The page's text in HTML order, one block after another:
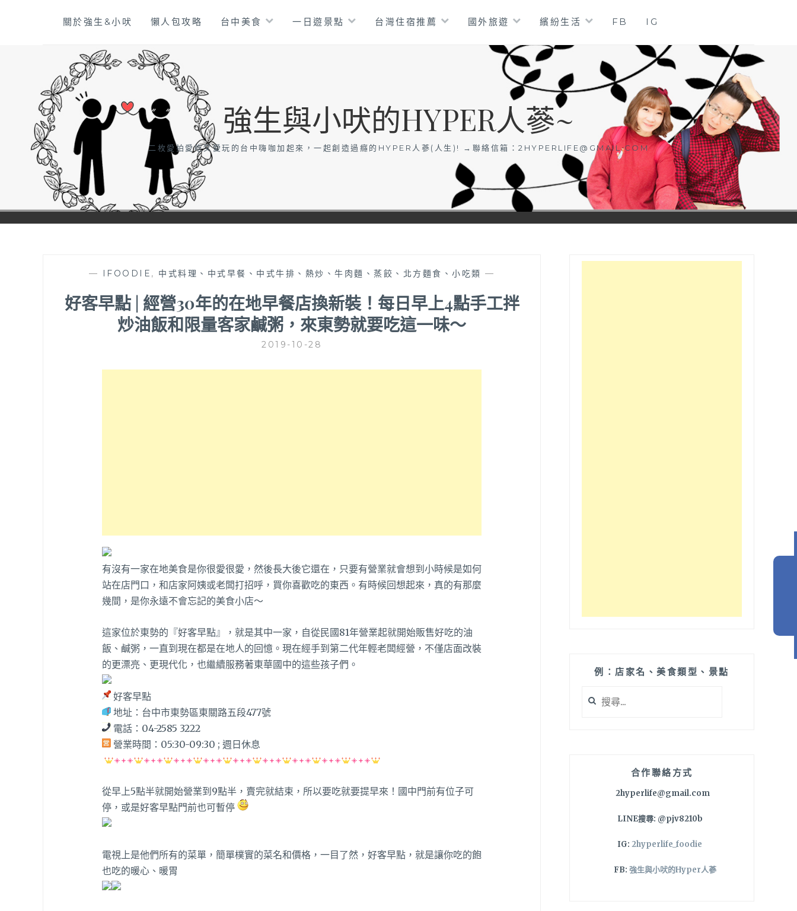
關於強生&小吠 懶人包攻略 台中美食 一日遊景點 台灣住宿推薦 國外旅遊 繽紛生活 FB IG
強生與小吠的HYPER人蔘~
二枚愛拍愛吃又愛玩的台中嗨咖加起來，一起創造過癮的HYPER人蔘(人生)! →聯絡信箱： 2HYPERLIFE@GMAIL.COM
— IFOODIE , 中式料理、中式早餐、中式牛排、熱炒、牛肉麵、蒸餃、北方麵食、小吃類 —
好客早點 | 經營30年的在地早餐店換新裝！每日早上4點手工拌
炒油飯和限量客家鹹粥，來東勢就要吃這一味～
2019-10-28
有沒有一家在地美食是你很愛很愛，然後長大後它還在，只要有營業就會想到小時候是如何
站在店門口，和店家阿姨或老闆打招呼，買你喜歡吃的東西。有時候回想起來，真的有那麼
幾間，是你永遠不會忘記的美食小店～
這家位於東勢的『好客早點』，就是其中一家，自從民國81年營業起就開始販售好吃的油
飯、鹹粥，一直到現在都是在地人的回憶。現在經手到第二代年輕老闆經營，不僅店面改裝
的更漂亮、更現代化，也繼續服務著東華國中的這些孩子們。
好客早點
地址：台中市東勢區東關路五段477號
電話：04-2585 3222
營業時間：05:30-09:30 ; 週日休息
從早上5點半就開始營業到9點半，賣完就結束，所以要吃就要提早來！國中門前有位子可
停，或是好客早點門前也可暫停
電視上是他們所有的菜單，簡單樸實的菜名和價格，一目了然，好客早點，就是讓你吃的飽
也吃的暖心、暖胃
例：店家名、美食類型、景點
尋
合作聯絡方式
2hyperlife@gmail.com
LINE搜尋: @pjv8210b
IG: 2hyperlife_foodie
FB: 強生與小吠的Hyper人蔘